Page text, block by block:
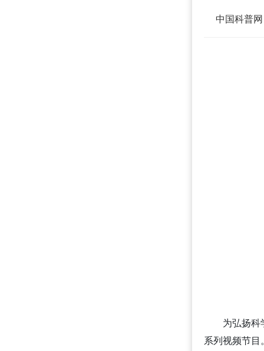
中国科普网
为弘扬科
系列视频节